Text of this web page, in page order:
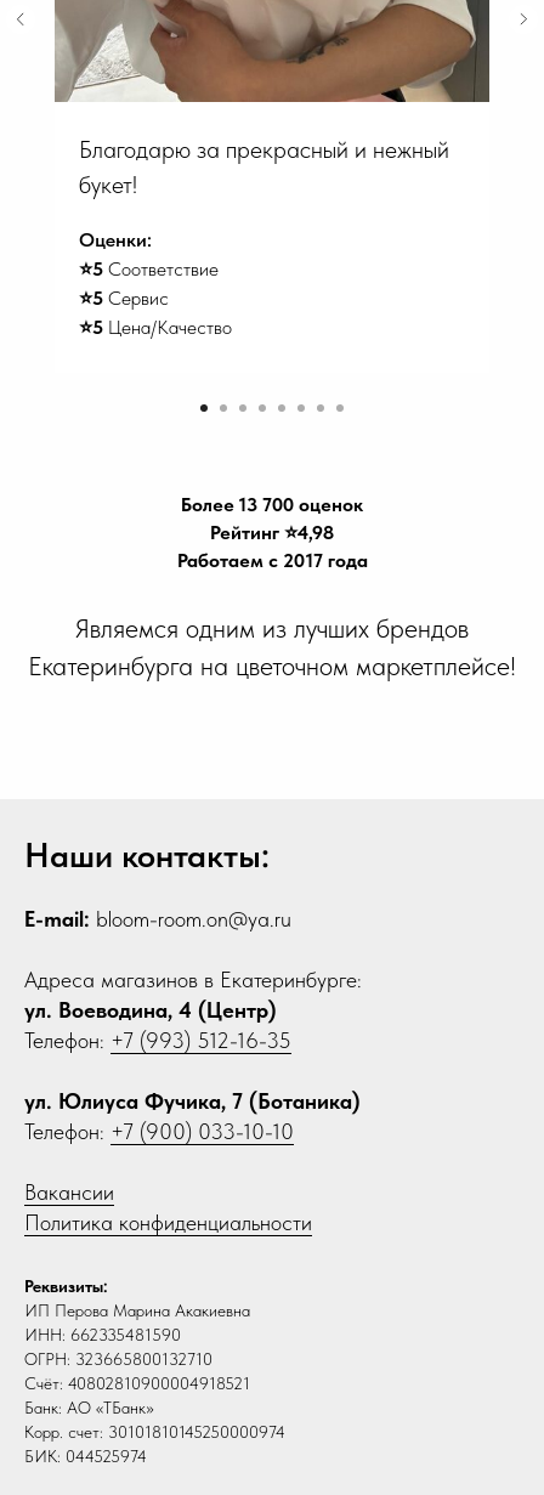
Благодарю за прекрасный и нежный
букет!
Оценки:
⭐️5 Соответствие
⭐️5 Сервис
⭐️5 Цена/Качество
Более 13 700 оценок
Рейтинг ⭐️4,98
Работаем с 2017 года
Являемся одним из лучших брендов
Екатеринбурга на цветочном маркетплейсе!
Наши контакты:
E-mail: bloom-room.on@ya.ru
Адреса магазинов в Екатеринбурге:
ул. Воеводина, 4 (Центр)
Телефон: +7 (993) 512-16-35
ул. Юлиуса Фучика, 7 (Ботаника)
Телефон: +7 (900) 033-10-10
Вакансии
Политика конфиденциальности
Реквизиты:
ИП Перова Марина Акакиевна
ИНН: 662335481590
ОГРН: 323665800132710
Счёт: 40802810900004918521
Банк: АО «ТБанк»
Корр. счет: 30101810145250000974
БИК: 044525974